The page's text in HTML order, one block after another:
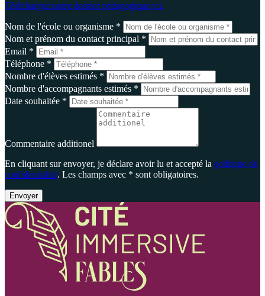
Téléchargez notre dossier pédagogique ici.
Nom de l'école ou organisme *
Nom et prénom du contact principal *
Email *
Téléphone *
Nombre d'élèves estimés *
Nombre d'accompagnants estimés *
Date souhaitée *
Commentaire additionel
En cliquant sur envoyer, je déclare avoir lu et accepté la politique de
confidentialité. Les champs avec * sont obligatoires.
Envoyer